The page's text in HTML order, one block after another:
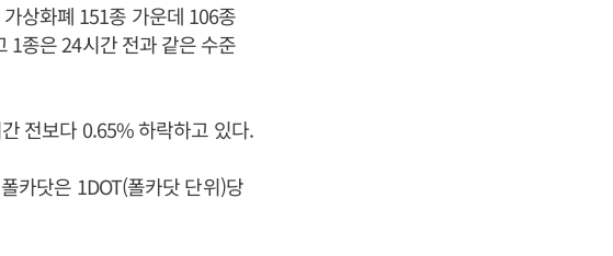
상화폐 151종 가운데 106종
1종은 24시간 전과 같은 수준
전보다 0.65% 하락하고 있다.
카닷은 1DOT(폴카닷 단위)당